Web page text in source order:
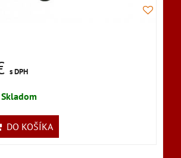
s DPH
Skladom
DO KOŠÍKA